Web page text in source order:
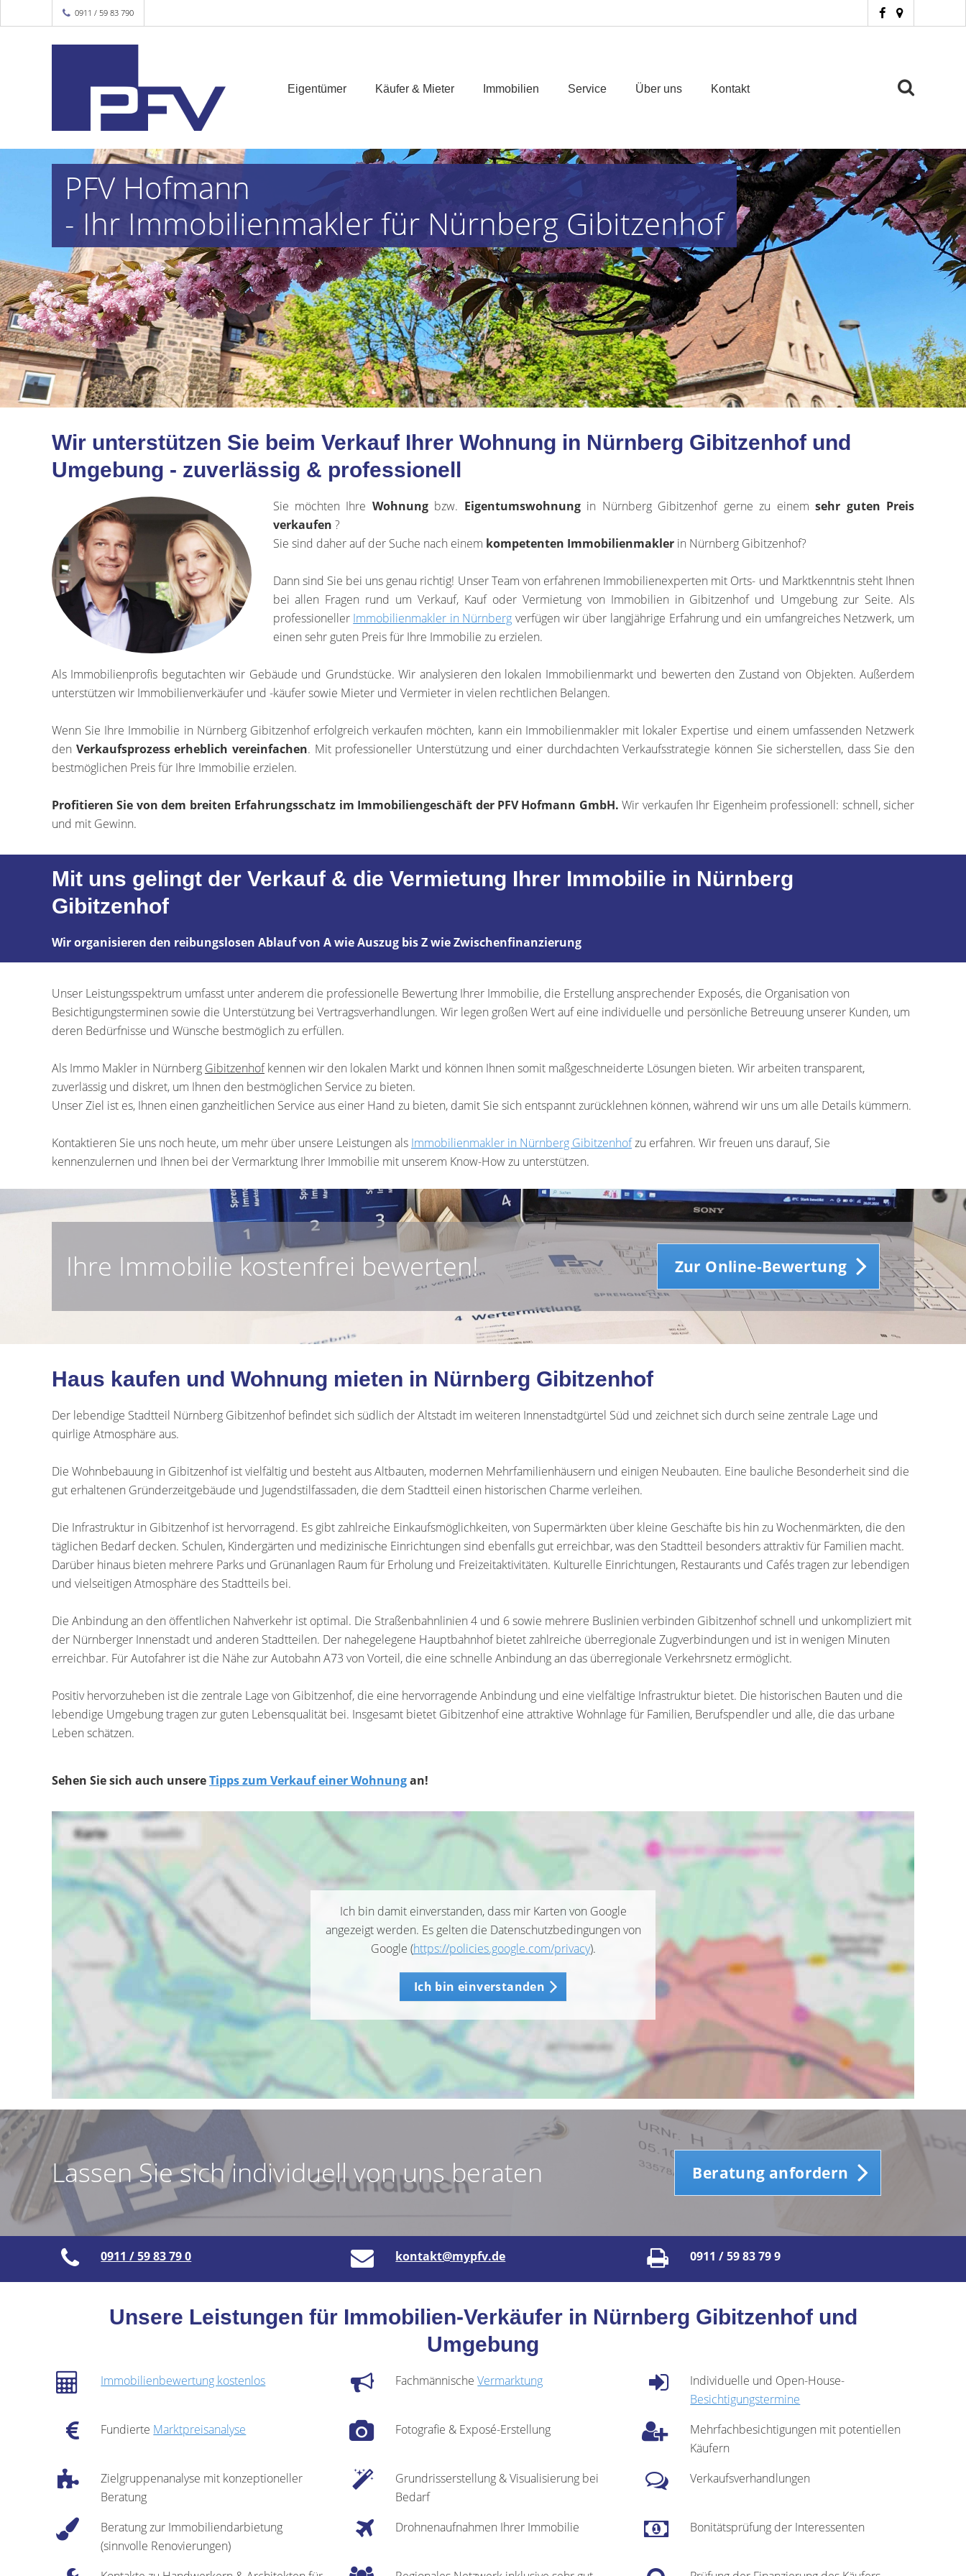
0911 / 59 83 790
Eigentümer Käufer & Mieter Immobilien Service Über uns Kontakt
PFV Hofmann
- Ihr Immobilienmakler für Nürnberg Gibitzenhof
Wir unterstützen Sie beim Verkauf Ihrer Wohnung in Nürnberg Gibitzenhof und
Umgebung - zuverlässig & professionell
Sie möchten Ihre Wohnungbzw. Eigentumswohnungin Nürnberg Gibitzenhof gerne zu einemsehr guten Preis
verkaufen ?
Sie sind daher auf der Suche nach einem kompetenten Immobilienmaklerin Nürnberg Gibitzenhof?
Dann sind Sie bei uns genau richtig! Unser Team von erfahrenen Immobilienexperten mit Orts- und Marktkenntnis steht Ihnen
bei allen Fragen rund um Verkauf, Kauf oder Vermietung von Immobilien in Gibitzenhof und Umgebung zur Seite. Als
professioneller Immobilienmakler in Nürnberg verfügen wir über langjährige Erfahrung und ein umfangreiches Netzwerk, um
einen sehr guten Preis für Ihre Immobilie zu erzielen.
Als Immobilienprofis begutachten wir Gebäude und Grundstücke. Wir analysieren den lokalen Immobilienmarkt und bewerten den Zustand von Objekten. Außerdem
unterstützen wir Immobilienverkäufer und -käufer sowie Mieter und Vermieter in vielen rechtlichen Belangen.
Wenn Sie Ihre Immobilie in Nürnberg Gibitzenhof erfolgreich verkaufen möchten, kann ein Immobilienmakler mit lokaler Expertise und einem umfassenden Netzwerk
den Verkaufsprozess erheblich vereinfachen. Mit professioneller Unterstützung und einer durchdachten Verkaufsstrategie können Sie sicherstellen, dass Sie den
bestmöglichen Preis für Ihre Immobilie erzielen.
Profitieren Sie von dem breiten Erfahrungsschatz im Immobiliengeschäft der PFV Hofmann GmbH. Wir verkaufen Ihr Eigenheim professionell: schnell, sicher
und mit Gewinn.
Mit uns gelingt der Verkauf & die Vermietung Ihrer Immobilie in Nürnberg
Gibitzenhof
Wir organisieren den reibungslosen Ablauf von A wie Auszug bis Z wie Zwischenfinanzierung
Unser Leistungsspektrum umfasst unter anderem die professionelle Bewertung Ihrer Immobilie, die Erstellung ansprechender Exposés, die Organisation von
Besichtigungsterminen sowie die Unterstützung bei Vertragsverhandlungen. Wir legen großen Wert auf eine individuelle und persönliche Betreuung unserer Kunden, um
deren Bedürfnisse und Wünsche bestmöglich zu erfüllen.
Als Immo Makler in Nürnberg Gibitzenhofkennen wir den lokalen Markt und können Ihnen somit maßgeschneiderte Lösungen bieten. Wir arbeiten transparent,
zuverlässig und diskret, um Ihnen den bestmöglichen Service zu bieten.
Unser Ziel ist es, Ihnen einen ganzheitlichen Service aus einer Hand zu bieten, damit Sie sich entspannt zurücklehnen können, während wir uns um alle Details kümmern.
Kontaktieren Sie uns noch heute, um mehr über unsere Leistungen als Immobilienmakler in Nürnberg Gibitzenhofzu erfahren. Wir freuen uns darauf, Sie
kennenzulernen und Ihnen bei der Vermarktung Ihrer Immobilie mit unserem Know-How zu unterstützen.
Ihre Immobilie kostenfrei bewerten! Zur Online-Bewertung
Haus kaufen und Wohnung mieten in Nürnberg Gibitzenhof
Der lebendige Stadtteil Nürnberg Gibitzenhof befindet sich südlich der Altstadt im weiteren Innenstadtgürtel Süd und zeichnet sich durch seine zentrale Lage und
quirlige Atmosphäre aus.
Die Wohnbebauung in Gibitzenhof ist vielfältig und besteht aus Altbauten, modernen Mehrfamilienhäusern und einigen Neubauten. Eine bauliche Besonderheit sind die
gut erhaltenen Gründerzeitgebäude und Jugendstilfassaden, die dem Stadtteil einen historischen Charme verleihen.
Die Infrastruktur in Gibitzenhof ist hervorragend. Es gibt zahlreiche Einkaufsmöglichkeiten, von Supermärkten über kleine Geschäfte bis hin zu Wochenmärkten, die den
täglichen Bedarf decken. Schulen, Kindergärten und medizinische Einrichtungen sind ebenfalls gut erreichbar, was den Stadtteil besonders attraktiv für Familien macht.
Darüber hinaus bieten mehrere Parks und Grünanlagen Raum für Erholung und Freizeitaktivitäten. Kulturelle Einrichtungen, Restaurants und Cafés tragen zur lebendigen
und vielseitigen Atmosphäre des Stadtteils bei.
Die Anbindung an den öffentlichen Nahverkehr ist optimal. Die Straßenbahnlinien 4 und 6 sowie mehrere Buslinien verbinden Gibitzenhof schnell und unkompliziert mit
der Nürnberger Innenstadt und anderen Stadtteilen. Der nahegelegene Hauptbahnhof bietet zahlreiche überregionale Zugverbindungen und ist in wenigen Minuten
erreichbar. Für Autofahrer ist die Nähe zur Autobahn A73 von Vorteil, die eine schnelle Anbindung an das überregionale Verkehrsnetz ermöglicht.
Positiv hervorzuheben ist die zentrale Lage von Gibitzenhof, die eine hervorragende Anbindung und eine vielfältige Infrastruktur bietet. Die historischen Bauten und die
lebendige Umgebung tragen zur guten Lebensqualität bei. Insgesamt bietet Gibitzenhof eine attraktive Wohnlage für Familien, Berufspendler und alle, die das urbane
Leben schätzen.
Sehen Sie sich auch unsereTipps zum Verkauf einer Wohnungan!
Ich bin damit einverstanden, dass mir Karten von Google
angezeigt werden. Es gelten die Datenschutzbedingungen von
Google (https://policies.google.com/privacy).
Ich bin einverstanden
Lassen Sie sich individuell von uns beraten Beratung anfordern
0911 / 59 83 79 0 kontakt@mypfv.de 0911 / 59 83 79 9
Unsere Leistungen für Immobilien-Verkäufer in Nürnberg Gibitzenhof und
Umgebung
Immobilienbewertung kostenlos FachmännischeVermarktung
Individuelle und Open-House-
Besichtigungstermine
Fundierte Marktpreisanalyse Fotografie & Exposé-Erstellung
Mehrfachbesichtigungen mit potentiellen
Käufern
Zielgruppenanalyse mit konzeptioneller
Beratung
Grundrisserstellung & Visualisierung bei
Bedarf
Verkaufsverhandlungen
Beratung zur Immobiliendarbietung
(sinnvolle Renovierungen)
Drohnenaufnahmen Ihrer Immobilie Bonitätsprüfung der Interessenten